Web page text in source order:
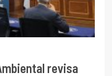
revisa